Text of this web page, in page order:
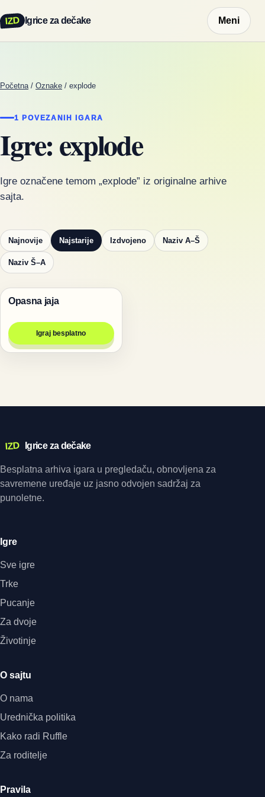
IZD Igrice za dečake Meni
Početna / Oznake / explode
1 POVEZANIH IGARA
Igre: explode
Igre označene temom „explode” iz originalne arhive
sajta.
Najnovije Najstarije Izdvojeno Naziv A–Š
Naziv Š–A
Igre za dvoje
Opasna jaja
Igraj besplatno
IZD Igrice za dečake
Besplatna arhiva igara u pregledaču, obnovljena za
savremene uređaje uz jasno odvojen sadržaj za
punoletne.
Igre
Sve igre
Trke
Pucanje
Za dvoje
Životinje
O sajtu
O nama
Urednička politika
Kako radi Ruffle
Za roditelje
Pravila